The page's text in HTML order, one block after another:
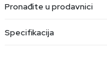
Pronađite u prodavnici
Specifikacija